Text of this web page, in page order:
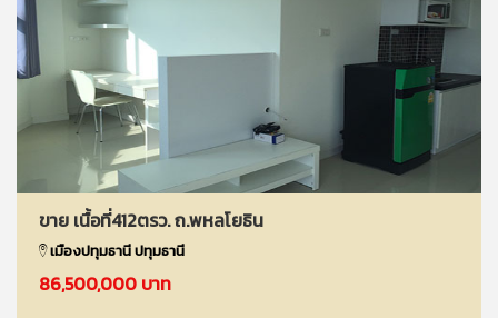
ขาย เนื้อที่412ตรว. ถ.พหลโยธิน
เมืองปทุมธานี ปทุมธานี
86,500,000 บาท